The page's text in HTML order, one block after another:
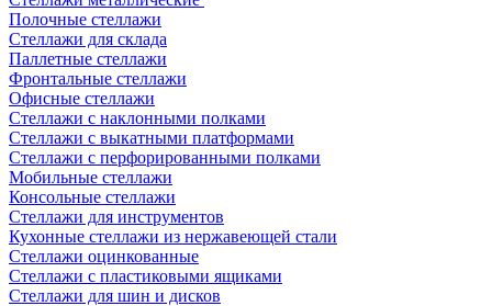
Полочные стеллажи
Стеллажи для склада
Паллетные стеллажи
Фронтальные стеллажи
Офисные стеллажи
Стеллажи с наклонными полками
Стеллажи с выкатными платформами
Стеллажи с перфорированными полками
Мобильные стеллажи
Консольные стеллажи
Стеллажи для инструментов
Кухонные стеллажи из нержавеющей стали
Стеллажи оцинкованные
Стеллажи с пластиковыми ящиками
Стеллажи для шин и дисков